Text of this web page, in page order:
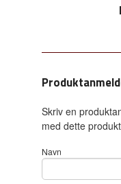
Skriv en
med dette
Navn